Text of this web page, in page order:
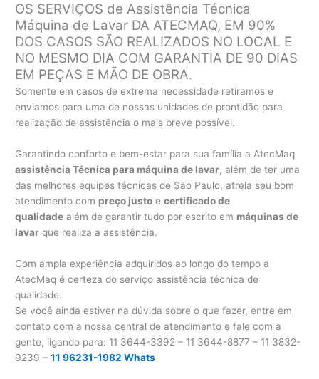
OS SERVIÇOS de Assistência Técnica
Máquina de Lavar DA ATECMAQ, EM 90%
DOS CASOS SÃO REALIZADOS NO LOCAL E
NO MESMO DIA COM GARANTIA DE 90 DIAS
EM PEÇAS E MÃO DE OBRA.
Somente em casos de extrema necessidade retiramos e
enviamos para uma de nossas unidades de prontidão para
realização de assistência o mais breve possível.
Garantindo conforto e bem-estar para sua família a AtecMaq
assistência Técnica para máquina de lavar, além de ter uma
das melhores equipes técnicas de São Paulo, atrela seu bom
atendimento com preço justo ecertificado de
qualidade além de garantir tudo por escrito em máquinas de
lavar que realiza a assistência.
Com ampla experiência adquiridos ao longo do tempo a
AtecMaq é certeza do serviço assistência técnica de
qualidade.
Se você ainda estiver na dúvida sobre o que fazer, entre em
contato com a nossa central de atendimento e fale com a
gente, ligando para: 11 3644-3392 – 11 3644-8877 – 11 3832-
9239 –11 96231-1982 Whats